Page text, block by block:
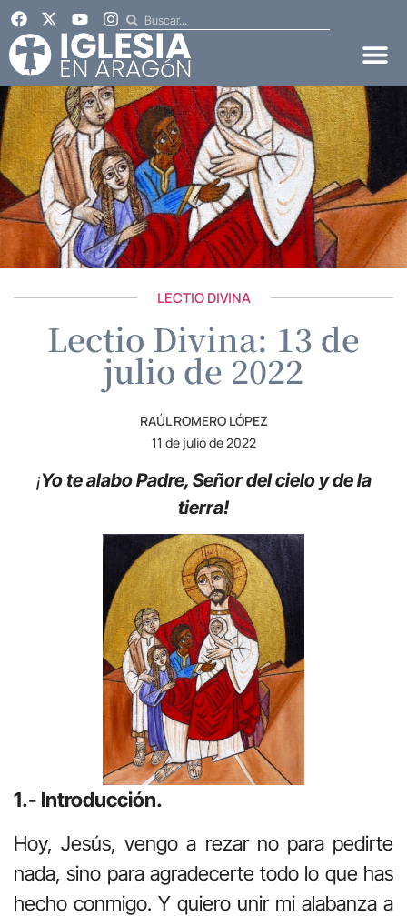
LECTIO DIVINA
Lectio Divina: 13 de
julio de 2022
RAÚL ROMERO LÓPEZ
11 de julio de 2022
¡Yo te alabo Padre, Señor del cielo y de la
tierra!
1.- Introducción.
Hoy, Jesús, vengo a rezar no para pedirte
nada, sino para agradecerte todo lo que has
hecho conmigo. Y quiero unir mi alabanza a